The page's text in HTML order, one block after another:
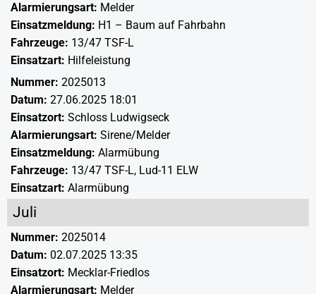
Alarmierungsart: Melder
Einsatzmeldung: H1 – Baum auf Fahrbahn
Fahrzeuge: 13/47 TSF-L
Einsatzart: Hilfeleistung
Nummer: 2025013
Datum: 27.06.2025 18:01
Einsatzort: Schloss Ludwigseck
Alarmierungsart: Sirene/Melder
Einsatzmeldung: Alarmübung
Fahrzeuge: 13/47 TSF-L, Lud-11 ELW
Einsatzart: Alarmübung
Juli
Nummer: 2025014
Datum: 02.07.2025 13:35
Einsatzort: Mecklar-Friedlos
Alarmierungsart: Melder